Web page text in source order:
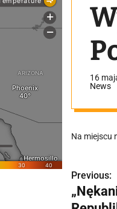
16
News
Na miejscu
N
a
Previous: